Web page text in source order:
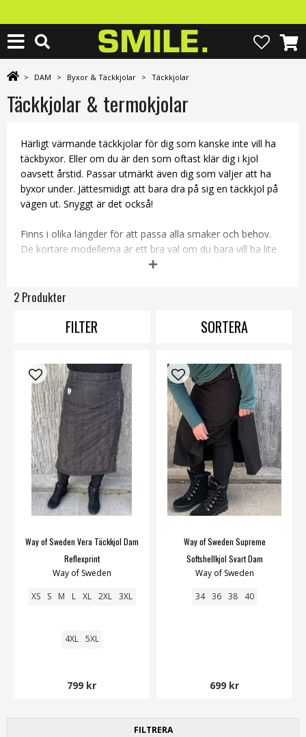
> DAM > Byxor & Täckkjolar > Täckkjolar
Täckkjolar & termokjolar
Härligt värmande täckkjolar för dig som kanske inte vill ha
täckbyxor. Eller om du är den som oftast klär dig i kjol
oavsett årstid. Passar utmärkt även dig som väljer att ha
byxor under. Jättesmidigt att bara dra på sig en täckkjol på
vägen ut. Snyggt är det också!
Finns i olika längder för att passa alla smaker och behov.
De kortare modellerna är ett bra val om du bara vill ha lite
extra värme över rumpa och lår. Medans de långa
Hitta just din favorit och beställ den av oss redan idag så
Vinterbyxor, skalbyxor ,softshellbyxor
2 Produkter
FILTER SORTERA
Way of Sweden Vera Täckkjol Dam
Reflexprint
Way of Sweden
XS S M L XL 2XL 3XL
4XL 5XL
799 kr
Way of Sweden Supreme
Softshellkjol Svart Dam
Way of Sweden
34 36 38 40
699 kr
FILTRERA